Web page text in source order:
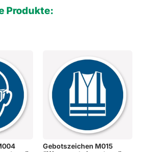
Produkte:
Gebotszeichen M015